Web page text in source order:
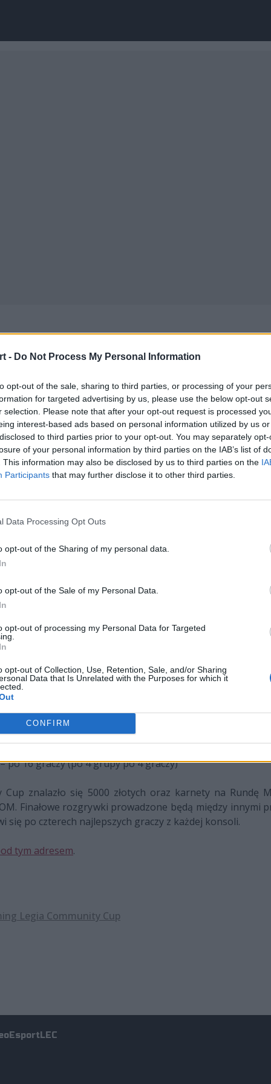
- Do Not Process My Personal Information
opt-out of the sale, sharing to third parties, or processing of your
for targeted advertising by us, please use the below opt-out
selection. Please note that after your opt-out request is processed
interest-based ads based on personal information utilized by us
to third parties prior to your opt-out. You may separately
of your personal information by third parties on the IAB’s list of
This information may also be disclosed by us to third parties on the
Participants that may further disclose it to other third parties.
Data Processing Opt Outs
opt-out of the Sharing of my personal data.
opt-out of the Sale of my Personal Data.
opt-out of processing my Personal Data for Targeted
opt-out of Collection, Use, Retention, Sale, and/or Sharing
Data that Is Unrelated with the Purposes for which it
CONFIRM
Community
na stadionie
etap Lay's Gaming Legia
powalczą w kwalifikacjach, a
Gaming Legia Community Cup - turnieju FIFA 17.
finałów, które 23 kwietnia odbędą się na stadionie Legii.
-
się
-
się
-
-
zapisz się
się
po 16 graczy (po 4 grupy po 4 graczy)
znalazło się 5000 złotych oraz karnety na Rundę
Finałowe rozgrywki prowadzone będą między innymi
się po czterech najlepszych graczy z każdej konsoli.
tym adresem.
Legia Community Cup
EsportLEC